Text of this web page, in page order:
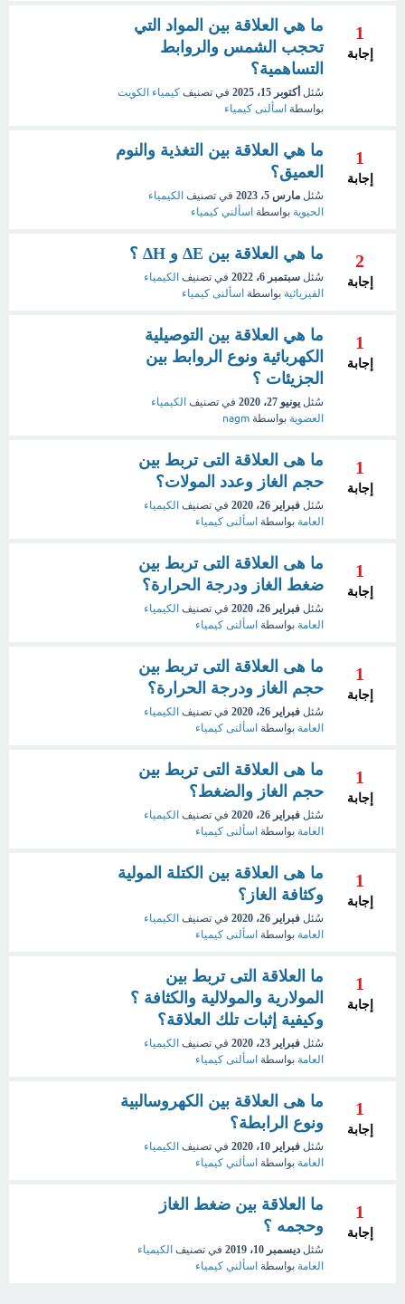
1
إجابة
ما هي العلاقة بين المواد التي
تحجب الشمس والروابط
التساهمية؟
سُئل أكتوبر 15، 2025 في تصنيف كيمياء الكويت
بواسطة اسألنى كيمياء
1
إجابة
ما هي العلاقة بين التغذية والنوم
العميق؟
سُئل مارس 5، 2023 في تصنيف الكيمياء
الحيوية بواسطة اسألني كيمياء
2
إجابة
ما هي العلاقة بين ΔE و ΔH ؟
سُئل سبتمبر 6، 2022 في تصنيف الكيمياء
الفيزيائية بواسطة اسألنى كيمياء
1
إجابة
ما هي العلاقة بين التوصيلية
الكهربائية ونوع الروابط بين
الجزيئات ؟
سُئل يونيو 27، 2020 في تصنيف الكيمياء
العضوية بواسطة nagm
1
إجابة
ما هى العلاقة التى تربط بين
حجم الغاز وعدد المولات؟
سُئل فبراير 26، 2020 في تصنيف الكيمياء
العامة بواسطة اسألنى كيمياء
1
إجابة
ما هى العلاقة التى تربط بين
ضغط الغاز ودرجة الحرارة؟
سُئل فبراير 26، 2020 في تصنيف الكيمياء
العامة بواسطة اسألنى كيمياء
1
إجابة
ما هى العلاقة التى تربط بين
حجم الغاز ودرجة الحرارة؟
سُئل فبراير 26، 2020 في تصنيف الكيمياء
العامة بواسطة اسألنى كيمياء
1
إجابة
ما هى العلاقة التى تربط بين
حجم الغاز والضغط؟
سُئل فبراير 26، 2020 في تصنيف الكيمياء
العامة بواسطة اسألنى كيمياء
1
إجابة
ما هى العلاقة بين الكتلة المولية
وكثافة الغاز؟
سُئل فبراير 26، 2020 في تصنيف الكيمياء
العامة بواسطة اسألنى كيمياء
1
إجابة
ما العلاقة التى تربط بين
المولارية والمولالية والكثافة ؟
وكيفية إثبات تلك العلاقة؟
سُئل فبراير 23، 2020 في تصنيف الكيمياء
العامة بواسطة اسألنى كيمياء
1
إجابة
ما هى العلاقة بين الكهروسالبية
ونوع الرابطة؟
سُئل فبراير 10، 2020 في تصنيف الكيمياء
العامة بواسطة اسألني كيمياء
1
إجابة
ما العلاقة بين ضغط الغاز
وحجمه ؟
سُئل ديسمبر 10، 2019 في تصنيف الكيمياء
العامة بواسطة اسألني كيمياء